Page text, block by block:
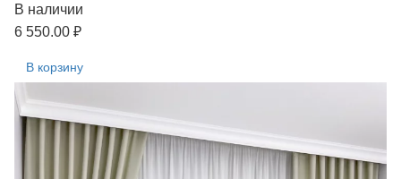
В наличии
6 550.00 ₽
В корзину